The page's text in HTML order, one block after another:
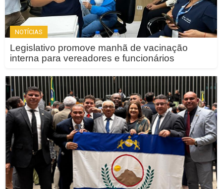
NOTÍCIAS
Legislativo promove manhã de vacinação
interna para vereadores e funcionários